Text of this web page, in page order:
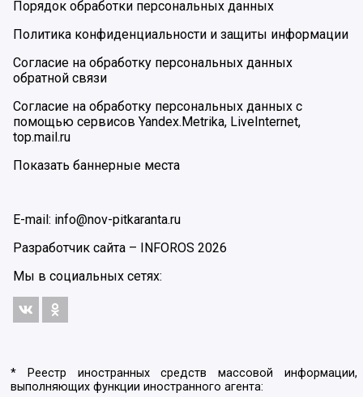
Порядок обработки персональных данных
Политика конфиденциальности и защиты информации
Согласие на обработку персональных данных
обратной связи
Согласие на обработку персональных данных с
помощью сервисов Yandex.Metrika, LiveInternet,
top.mail.ru
Показать баннерные места
E-mail: info@nov-pitkaranta.ru
Разработчик сайта –
INFOROS 2026
Мы в социальных сетях:
* Реестр иностранных средств массовой информации,
выполняющих функции иностранного агента: